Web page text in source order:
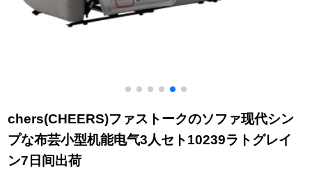
chers(CHEERS)ファストークのソファ现代シン
プな布芸小型机能电气3人セト10239ラトグレイ
ン7日间出荷